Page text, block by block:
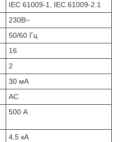
IEC 61009-1, IEC 61009-2.1
230В~
50/60 Гц
16
2
30 мА
АС
500 А
4,5 кА